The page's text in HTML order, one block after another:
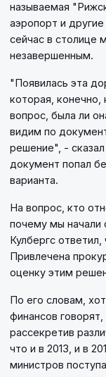
называемая
аэропорт и
сейчас в столице
незавершенным.
"Появилась эта
которая, конечно,
вопрос, была ли
видим по
решение", -
документ попал
варианта.
На вопрос, кто
почему мы начали
Кулбергс
Привлечена
оценку этим
По его словам,
финансов
рассекретив
что и в 2013, и в
министров